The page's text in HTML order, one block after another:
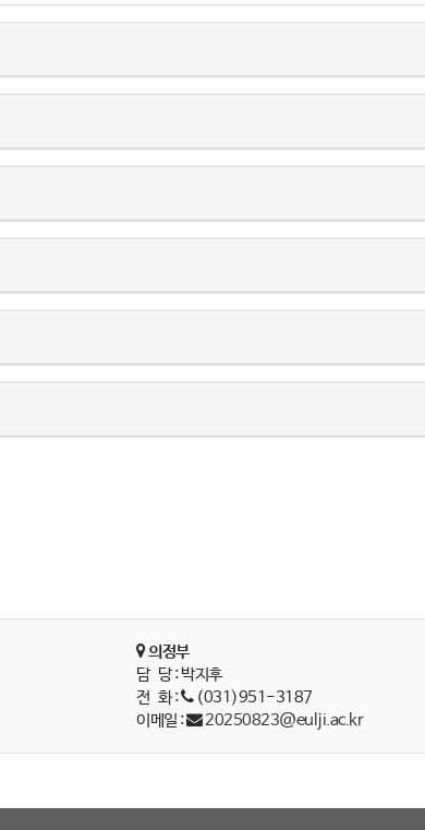
의정부
담 당 : 박지후
전 화 :
(031)951-3187
이메일 :
20250823@eulji.ac.kr